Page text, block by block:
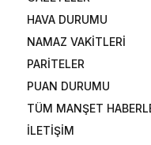
HAVA DURUMU
NAMAZ VAKİTLERİ
PARİTELER
PUAN DURUMU
TÜM MANŞET
İLETİŞİM